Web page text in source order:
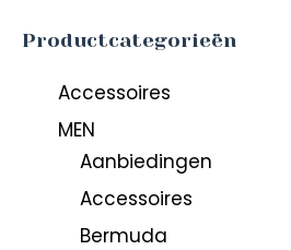
Productcategorieën
Accessoires
MEN
Aanbiedingen
Accessoires
Bermuda